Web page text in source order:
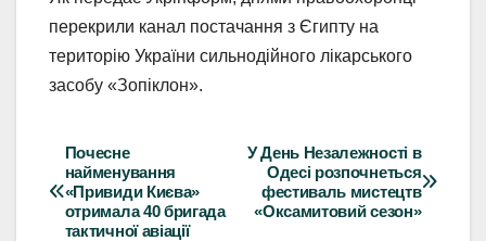
перекрили канал постачання з Єгипту на
територію України сильнодійного лікарського
засобу «Зопіклон».
Навігація
записів
У День Незалежності в
Одесі розпочнеться
фестиваль мистецтв
«Оксамитовий сезон»
Почесне
найменування
«Привиди Києва»
отримала 40 бригада
тактичної авіації